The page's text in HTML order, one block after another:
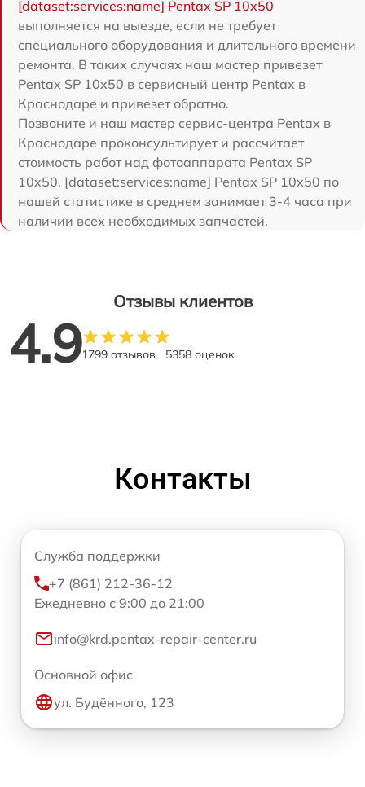
[dataset:services:name] Pentax SP 10x50
выполняется на выезде, если не требует
специального оборудования и длительного времени
ремонта. В таких случаях наш мастер привезет
Pentax SP 10x50 в сервисный центр Pentax в
Краснодаре и привезет обратно.
Позвоните и наш мастер сервис-центра Pentax в
Краснодаре проконсультирует и рассчитает
стоимость работ над фотоаппарата Pentax SP
10x50. [dataset:services:name] Pentax SP 10x50 по
нашей статистике в среднем занимает 3-4 часа при
наличии всех необходимых запчастей.
Отзывы клиентов
4.91799 отзывов 5358 оценок
Контакты
Служба поддержки
+7 (861) 212-36-12
Ежедневно с 9:00 до 21:00
info@krd.pentax-repair-center.ru
Основной офис
ул. Будённого, 123